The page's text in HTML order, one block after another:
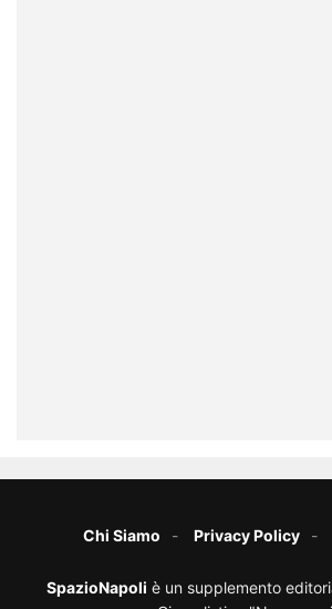
Chi Siamo Privacy Policy
SpazioNapoli è un supplemento